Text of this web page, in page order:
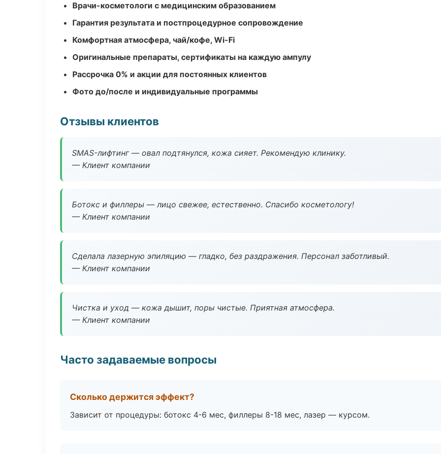
Врачи-косметологи с медицинским образованием
Гарантия результата и постпроцедурное сопровождение
Комфортная атмосфера, чай/кофе, Wi-Fi
Оригинальные препараты, сертификаты на каждую ампулу
Рассрочка 0% и акции для постоянных клиентов
Фото до/после и индивидуальные программы
Отзывы клиентов
SMAS-лифтинг — овал подтянулся, кожа сияет. Рекомендую клинику.
— Клиент компании
Ботокс и филлеры — лицо свежее, естественно. Спасибо косметологу!
— Клиент компании
Сделала лазерную эпиляцию — гладко, без раздражения. Персонал заботливый.
— Клиент компании
Чистка и уход — кожа дышит, поры чистые. Приятная атмосфера.
— Клиент компании
Часто задаваемые вопросы
Сколько держится эффект?
Зависит от процедуры: ботокс 4-6 мес, филлеры 8-18 мес, лазер — курсом.